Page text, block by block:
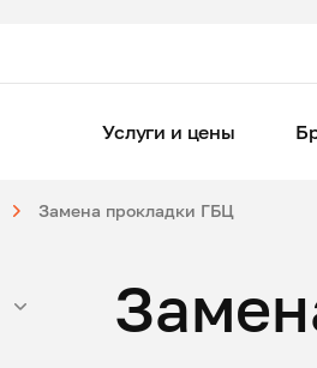
Услуги и цены
Замена прокладки ГБЦ